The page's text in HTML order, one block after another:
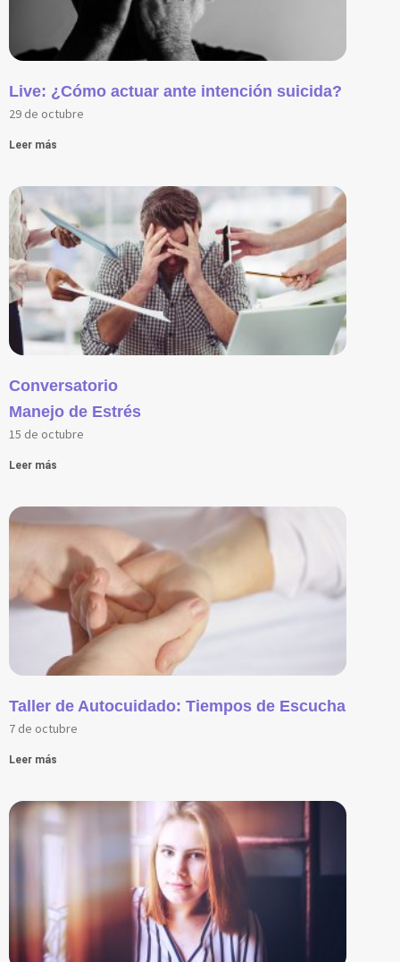
Live: ¿Cómo actuar ante intención suicida?
29 de octubre
Leer más
Conversatorio
Manejo de Estrés
15 de octubre
Leer más
Taller de Autocuidado: Tiempos de Escucha
7 de octubre
Leer más